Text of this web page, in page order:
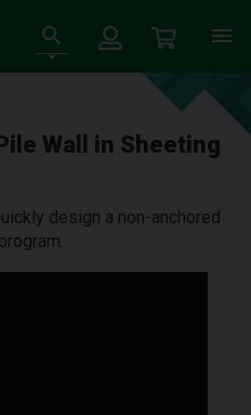
Wall in Sheeting
design a non-anchored